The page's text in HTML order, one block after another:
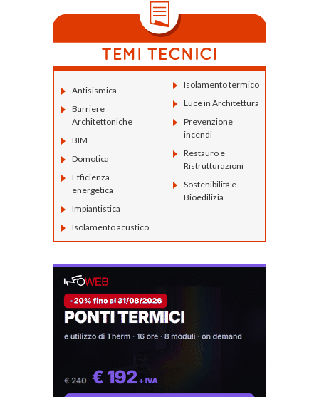
Antisismica
Barriere
Architettoniche
BIM
Domotica
Efficienza
energetica
Impiantistica
Isolamento acustico
Isolamento termico
Luce in Architettura
Prevenzione
incendi
Restauro e
Ristrutturazioni
Sostenibilità e
Bioedilizia